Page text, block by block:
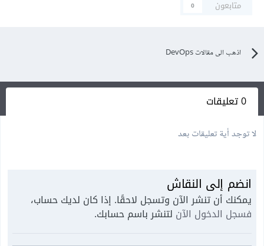
متابعون 0
اذهب الى مقالات DevOps
0 تعليقات
لا توجد أية تعليقات بعد
انضم إلى النقاش
يمكنك أن تنشر الآن وتسجل لاحقًا. إذا كان لديك حساب،
فسجل الدخول الآن لتنشر باسم حسابك.